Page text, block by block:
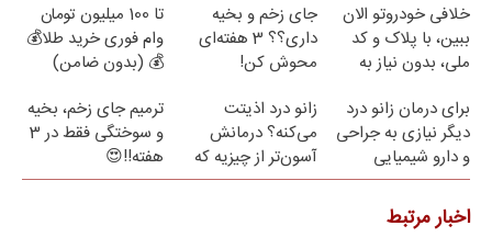
خلافی خودروتو الان
ببین، با پلاک و کد
ملی، بدون نیاز به
جای زخم و بخیه
داری؟؟ 3 هفته‌ای
محوش کن!
تا 100 میلیون تومان
وام فوری خرید طلا💰
💰 (بدون ضامن)
برای درمان زانو درد
دیگر نیازی به جراحی
و دارو شیمیایی
نیست(پرسش‌نامه)
زانو درد اذیتت
می‌کنه؟ درمانش
آسون‌تر از چیزیه که
فکر
ترمیم جای زخم، بخیه
و سوختگی فقط در 3
هفته!!😍
اخبار مرتبط